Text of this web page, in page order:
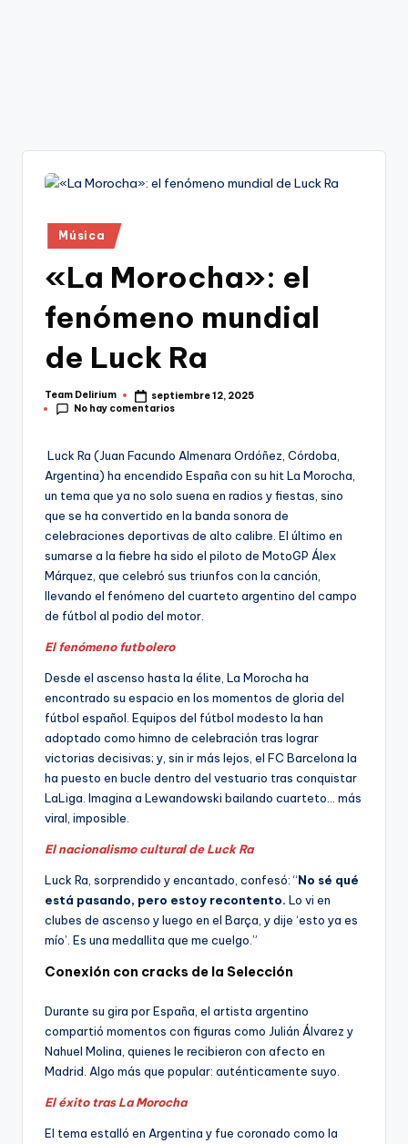
Publicado
en
Música
«La Morocha»: el
fenómeno mundial
de Luck Ra
Publicado
por
Team Delirium
septiembre 12, 2025
No hay comentarios
Luck Ra (Juan Facundo Almenara Ordóñez, Córdoba,
Argentina) ha encendido España con su hit La Morocha,
un tema que ya no solo suena en radios y fiestas, sino
que se ha convertido en la banda sonora de
celebraciones deportivas de alto calibre. El último en
sumarse a la fiebre ha sido el piloto de MotoGP Álex
Márquez, que celebró sus triunfos con la canción,
llevando el fenómeno del cuarteto argentino del campo
de fútbol al podio del motor.
El fenómeno futbolero
Desde el ascenso hasta la élite, La Morocha ha
encontrado su espacio en los momentos de gloria del
fútbol español. Equipos del fútbol modesto la han
adoptado como himno de celebración tras lograr
victorias decisivas; y, sin ir más lejos, el FC Barcelona la
ha puesto en bucle dentro del vestuario tras conquistar
LaLiga. Imagina a Lewandowski bailando cuarteto… más
viral, imposible.
El nacionalismo cultural de Luck Ra
Luck Ra, sorprendido y encantado, confesó: “No sé qué
está pasando, pero estoy recontento. Lo vi en
clubes de ascenso y luego en el Barça, y dije ‘esto ya es
mío’. Es una medallita que me cuelgo.”
Conexión con cracks de la Selección
Durante su gira por España, el artista argentino
compartió momentos con figuras como Julián Álvarez y
Nahuel Molina, quienes le recibieron con afecto en
Madrid. Algo más que popular: auténticamente suyo.
El éxito tras La Morocha
El tema estalló en Argentina y fue coronado como la